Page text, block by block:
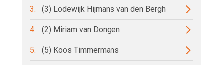
3. (3) Lodewijk Hijmans van den Bergh
4. (2) Miriam van Dongen
5. (5) Koos Timmermans